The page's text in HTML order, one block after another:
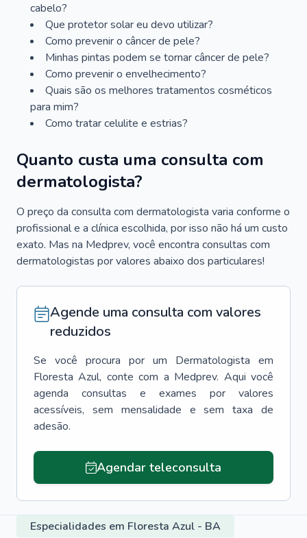
cabelo?
Que protetor solar eu devo utilizar?
Como prevenir o câncer de pele?
Minhas pintas podem se tornar câncer de pele?
Como prevenir o envelhecimento?
Quais são os melhores tratamentos cosméticos
para mim?
Como tratar celulite e estrias?
Quanto custa uma consulta com
dermatologista?
O preço da consulta com dermatologista varia conforme o
profissional e a clínica escolhida, por isso não há um custo
exato. Mas na Medprev, você encontra consultas com
dermatologistas por valores abaixo dos particulares!
Agende uma consulta com valores
reduzidos
Se você procura por um Dermatologista em
Floresta Azul, conte com a Medprev. Aqui você
agenda consultas e exames por valores
acessíveis, sem mensalidade e sem taxa de
adesão.
Agendar teleconsulta
Especialidades em Floresta Azul - BA